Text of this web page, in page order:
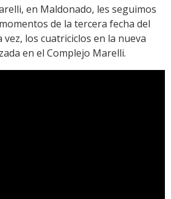
Link
en Maldonado, les seguimos
de la tercera fecha del
los cuatriciclos en la nueva
en el Complejo Marelli.